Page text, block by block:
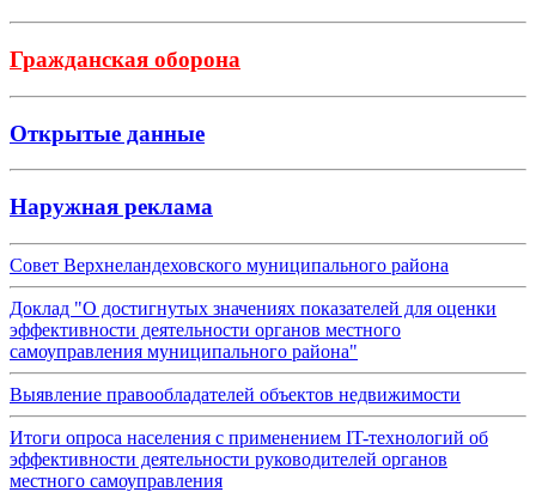
Гражданская оборона
Открытые данные
Наружная реклама
Совет Верхнеландеховского муниципального района
Доклад "О достигнутых значениях показателей для оценки
эффективности деятельности органов местного
самоуправления муниципального района"
Выявление правообладателей объектов недвижимости
Итоги опроса населения с применением IT-технологий об
эффективности деятельности руководителей органов
местного самоуправления